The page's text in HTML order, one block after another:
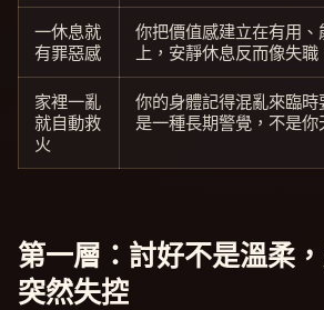
一休息就
有罪惡感
你把價值感建立在有用
上，安靜休息反而像失職
家裡一亂
就自動救
火
你的身體記得混亂來臨
是一種長期警覺，不是你
第一層：討好不是溫柔
突然失控